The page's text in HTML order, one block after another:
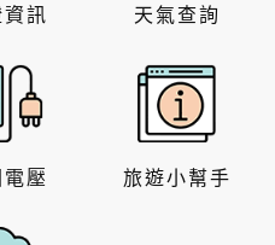
訊 天氣查詢
壓 旅遊小幫手